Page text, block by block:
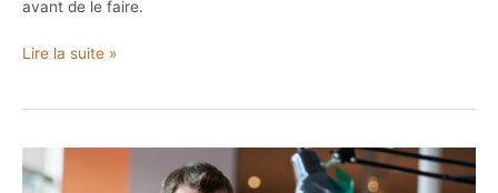
avant de le faire.
Qui
habitation
sans
Lire la suite »